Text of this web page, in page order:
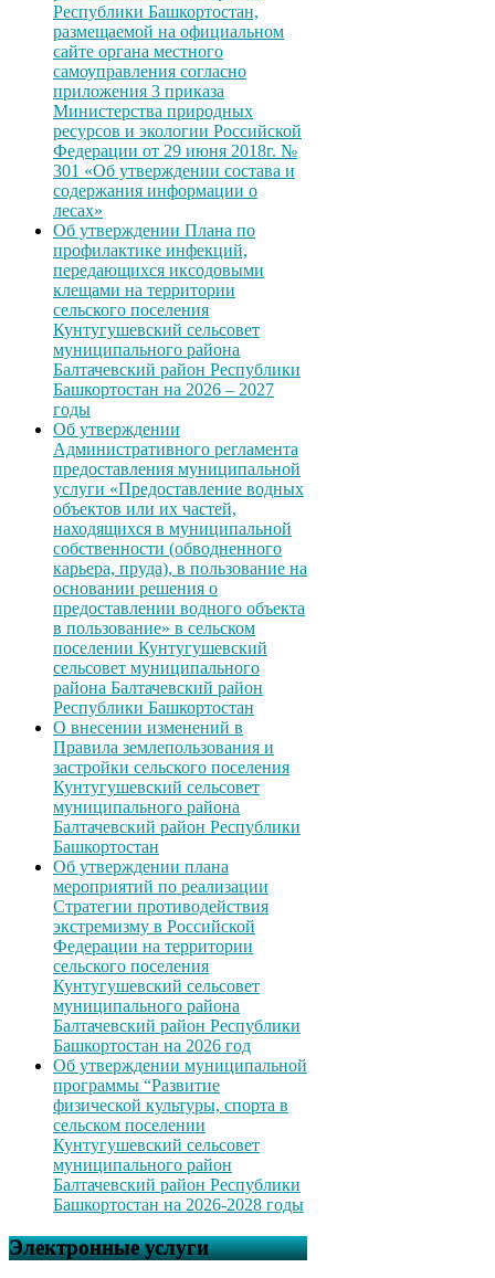
Республики Башкортостан,
размещаемой на официальном
сайте органа местного
самоуправления согласно
приложения 3 приказа
Министерства природных
ресурсов и экологии Российской
Федерации от 29 июня 2018г. №
301 «Об утверждении состава и
содержания информации о
лесах»
Об утверждении Плана по
профилактике инфекций,
передающихся иксодовыми
клещами на территории
сельского поселения
Кунтугушевский сельсовет
муниципального района
Балтачевский район Республики
Башкортостан на 2026 – 2027
годы
Об утверждении
Административного регламента
предоставления муниципальной
услуги «Предоставление водных
объектов или их частей,
находящихся в муниципальной
собственности (обводненного
карьера, пруда), в пользование на
основании решения о
предоставлении водного объекта
в пользование» в сельском
поселении Кунтугушевский
сельсовет муниципального
района Балтачевский район
Республики Башкортостан
О внесении изменений в
Правила землепользования и
застройки сельского поселения
Кунтугушевский сельсовет
муниципального района
Балтачевский район Республики
Башкортостан
Об утверждении плана
мероприятий по реализации
Стратегии противодействия
экстремизму в Российской
Федерации на территории
сельского поселения
Кунтугушевский сельсовет
муниципального района
Балтачевский район Республики
Башкортостан на 2026 год
Об утверждении муниципальной
программы “Развитие
физической культуры, спорта в
сельском поселении
Кунтугушевский сельсовет
муниципального район
Балтачевский район Республики
Башкортостан на 2026-2028 годы
Электронные услуги